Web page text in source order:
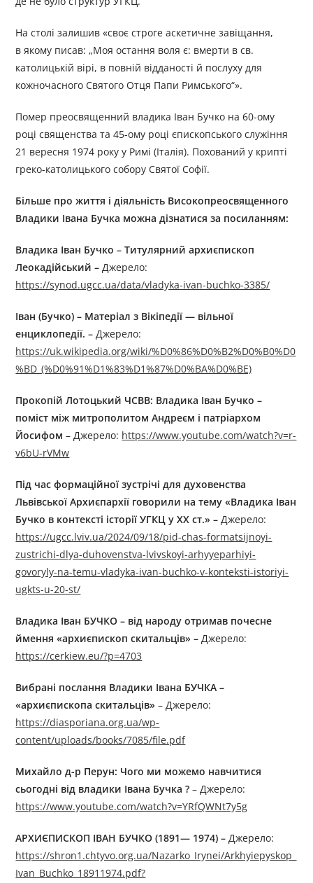
На столі залишив «своє строге аскетичне завіщання,
в якому писав: „Моя остання воля є: вмерти в св.
католицькій вірі, в повній відданості й послуху для
кожночасного Святого Отця Папи Римського“».
Помер преосвященний владика Іван Бучко на 60-ому
році священства та 45-ому році єпископського служіння
21 вересня 1974 року у Римі (Італія). Похований у крипті
греко-католицького собору Святої Софії.
Більше про життя і діяльність Високопреосвященного
Владики Івана Бучка можна дізнатися за посиланням:
Владика Іван Бучко – Титулярний архиєпископ
Леокадійський –Джерелo:
https://synod.ugcc.ua/data/vladyka-ivan-buchko-3385/
Іван (Бучко) – Матеріал з Вікіпедії — вільної
енциклопедії.–Джерелo:
https://uk.wikipedia.org/wiki/%D0%86%D0%B2%D0%B0%D0
%BD_(%D0%91%D1%83%D1%87%D0%BA%D0%BE)
Прокопій Лотоцький ЧСВВ: Владика Іван Бучко –
поміст між митрополитом Андреєм і патріархом
Йосифом– Джерелo: https://www.youtube.com/watch?v=r-
v6bU-rVMw
Під час формаційної зустрічі для духовенства
Львівської Архиєпархії говорили на тему «Владика Іван
Бучко в контексті історії УГКЦ у ХХ ст.» –Джерелo:
https://ugcc.lviv.ua/2024/09/18/pid-chas-formatsijnoyi-
zustrichi-dlya-duhovenstva-lvivskoyi-arhyyeparhiyi-
govoryly-na-temu-vladyka-ivan-buchko-v-konteksti-istoriyi-
ugkts-u-20-st/
Владика Іван БУЧКО – від народу отримав почесне
ймення «архиєпископ скитальців» – Джерелo:
https://cerkiew.eu/?p=4703
Вибрані послання Владики Івана БУЧКА –
«архиєпископа скитальців» – Джерелo:
https://diasporiana.org.ua/wp-
content/uploads/books/7085/file.pdf
Михайло д-р Перун: Чого ми можемо навчитися
сьогодні від владики Івана Бучка ? – Джерелo:
https://www.youtube.com/watch?v=YRfQWNt7y5g
АРХИЄПИСКОП ІВАН БУЧКО (1891— 1974) –Джерелo:
https://shron1.chtyvo.org.ua/Nazarko_Irynei/Arkhyiepyskop_
Ivan_Buchko_18911974.pdf?